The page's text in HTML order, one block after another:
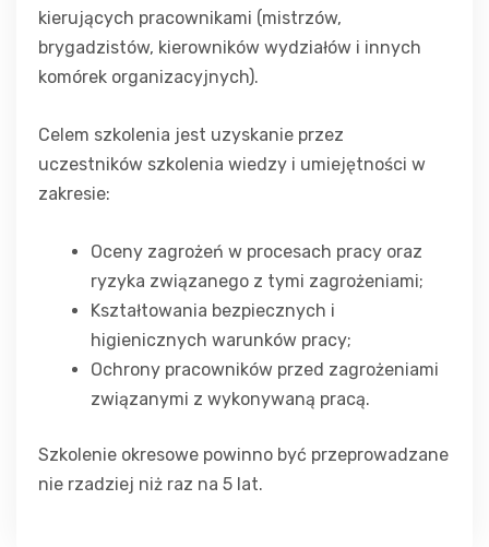
kierujących pracownikami (mistrzów,
brygadzistów, kierowników wydziałów i innych
komórek organizacyjnych).
Celem szkolenia jest uzyskanie przez
uczestników szkolenia wiedzy i umiejętności w
zakresie:
Oceny zagrożeń w procesach pracy oraz
ryzyka związanego z tymi zagrożeniami;
Kształtowania bezpiecznych i
higienicznych warunków pracy;
Ochrony pracowników przed zagrożeniami
związanymi z wykonywaną pracą.
Szkolenie okresowe powinno być przeprowadzane
nie rzadziej niż raz na 5 lat.